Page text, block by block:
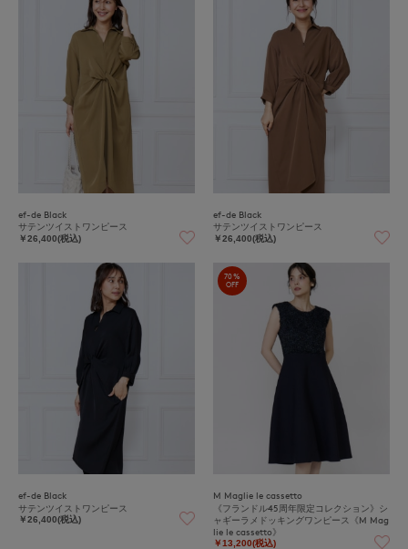
ef-de Black
サテンツイストワンピース
￥26,400(税込)
ef-de Black
サテンツイストワンピース
￥26,400(税込)
ef-de Black
サテンツイストワンピース
￥26,400(税込)
70%
OFF
M Maglie le cassetto
《フランドル45周年限定コレクション》シ
ャギーラメドッキングワンピース《M Mag
lie le cassetto》
￥13,200(税込)